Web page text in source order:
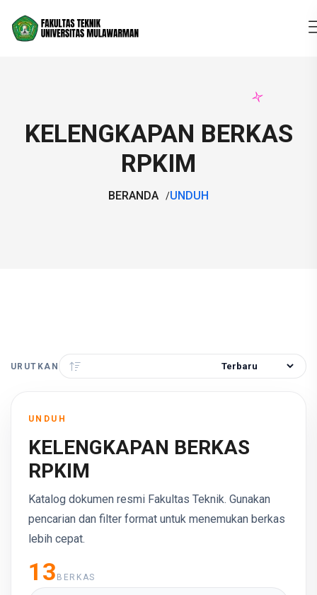
KELENGKAPAN BERKAS
RPKIM
BERANDA UNDUH
URUTKAN
UNDUH
KELENGKAPAN BERKAS
RPKIM
Katalog dokumen resmi Fakultas Teknik. Gunakan
pencarian dan filter format untuk menemukan berkas
lebih cepat.
13 BERKAS